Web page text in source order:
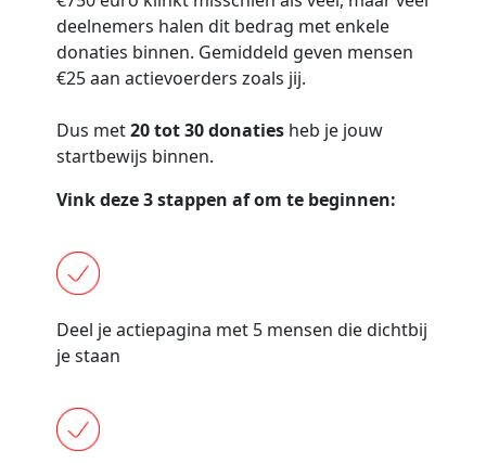
deelnemers halen dit bedrag met enkele
donaties binnen. Gemiddeld geven mensen
€25 aan actievoerders zoals jij.
Dus met20 tot 30 donaties heb je jouw
startbewijs binnen.
Vink deze 3 stappen af om te beginnen:
Deel je actiepagina met 5 mensen die dichtbij
je staan